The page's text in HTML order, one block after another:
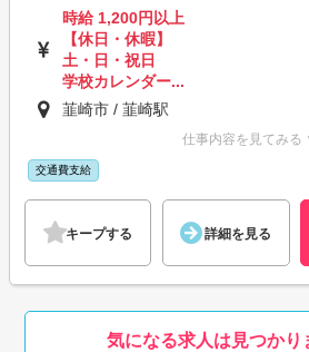
時給 1,200円以上
【休日・休暇】
土・日・祝日
学校カレンダー...
韮崎市 / 韮崎駅
仕事内容を見てみる
交通費支給
キープする 詳細を見る
気になる求人は見つかり